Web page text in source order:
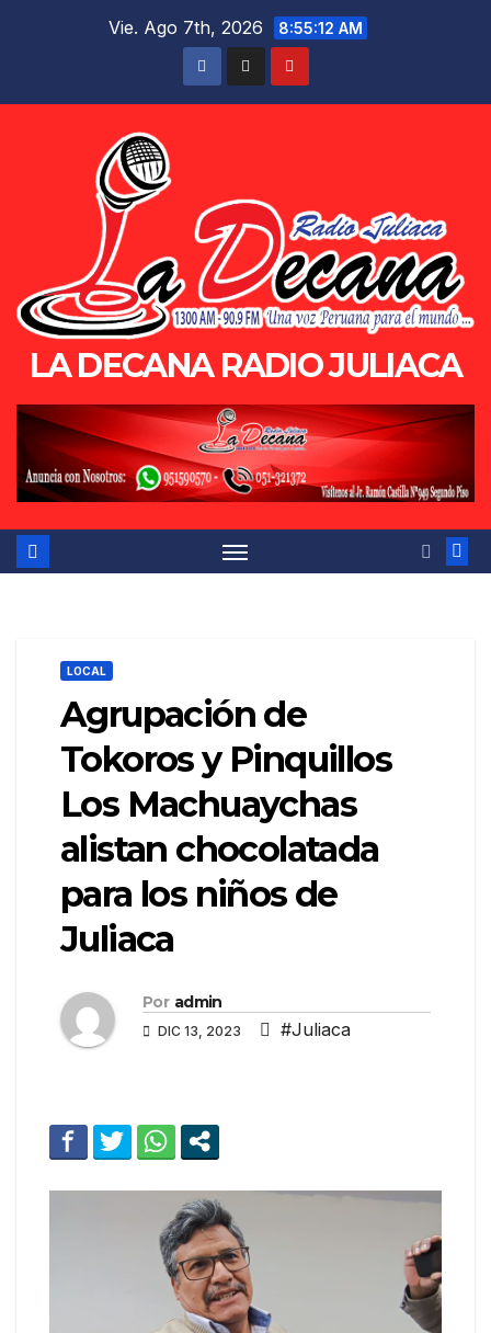
Vie. Ago 7th, 2026 8:55:12 AM
LA DECANA RADIO JULIACA
LOCAL
Agrupación de
Tokoros y Pinquillos
Los Machuaychas
alistan chocolatada
para los niños de
Juliaca
Por admin
DIC 13, 2023 #Juliaca